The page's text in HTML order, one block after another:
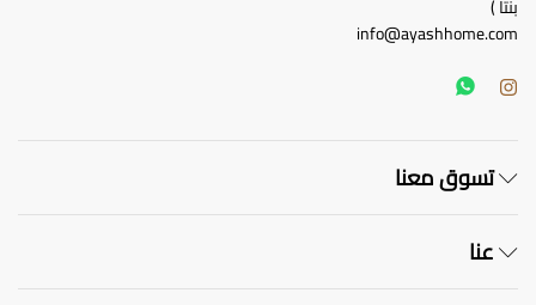
بنتا )
info@ayashhome.com
تسوق معنا
عنا